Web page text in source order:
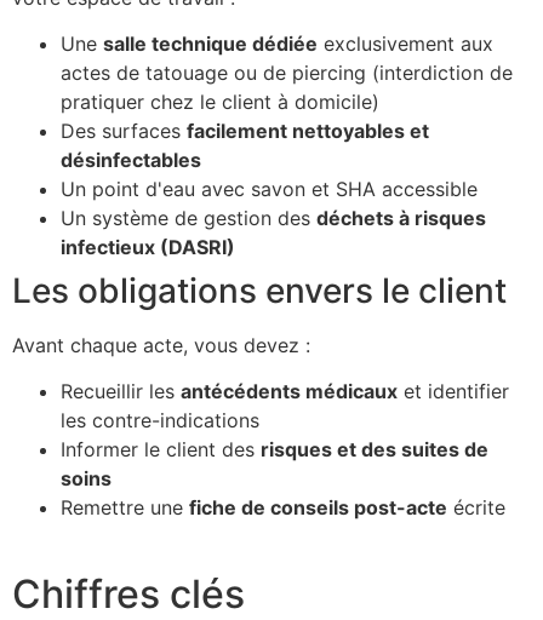
Une salle technique dédiée exclusivement aux
actes de tatouage ou de piercing (interdiction de
pratiquer chez le client à domicile)
Des surfaces facilement nettoyables et
désinfectables
Un point d'eau avec savon et SHA accessible
Un système de gestion des déchets à risques
infectieux (DASRI)
Les obligations envers le client
Avant chaque acte, vous devez :
Recueillir les antécédents médicaux et identifier
les contre-indications
Informer le client des risques et des suites de
soins
Remettre une fiche de conseils post-acte écrite
Chiffres clés